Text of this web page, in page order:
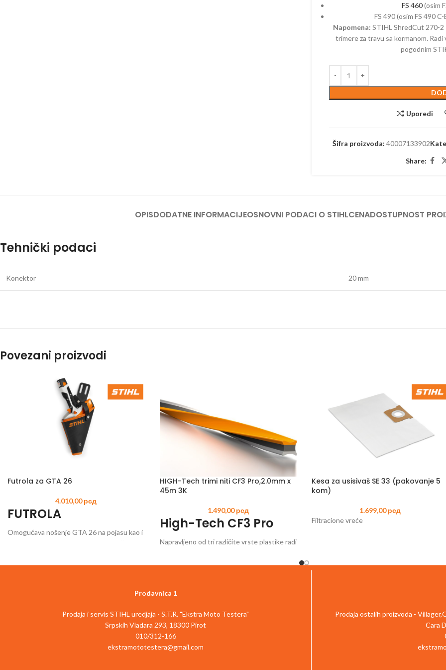
ELEKTRIČNI
TRIMERI – ELEKTRIČNI
MAKAZE
PUMPE –
PRSKALICE
PUNJAČI
PERAČI –
FS 460(osim
FS 490 (osim FS 490
Napomena: STIHL ShredCut 270-2
trimere za travu sa kormanom.
pogodnim
Uporedi
Šifra proizvoda: 40007133902
Share:
OPISDODATNE INFORMACIJEOSNOVNI PODACI O STIHLCENADOSTUPNOST
Tehnički podaci
Konektor 20 mm
Povezani proizvodi
Futrola za GTA 26
4.010,00рсд
FUTROLA
Omogućava nošenje GTA 26 na pojasu kao i
visok nivo komfora pri nošenju. Ojačani
HIGH-Tech trimi niti CF3 Pro,2.0mm x
45m 3K
1.490,00рсд
High-Tech CF3 Pro
Napravljeno od tri različite vrste plastike radi
performansi rezanja
Kesa za usisivaš SE 33 (pakovanje 5
kom)
1.699,00рсд
Filtracione vreće
Prodavnica 1
Prodaja i servis STIHL uredjaja - S.T.R. "Ekstra Moto Testera"
Srpskih Vladara 293, 18300 Pirot
010/312-166
ekstramototestera@gmail.com
Prodaja ostalih proizvoda -
Cara